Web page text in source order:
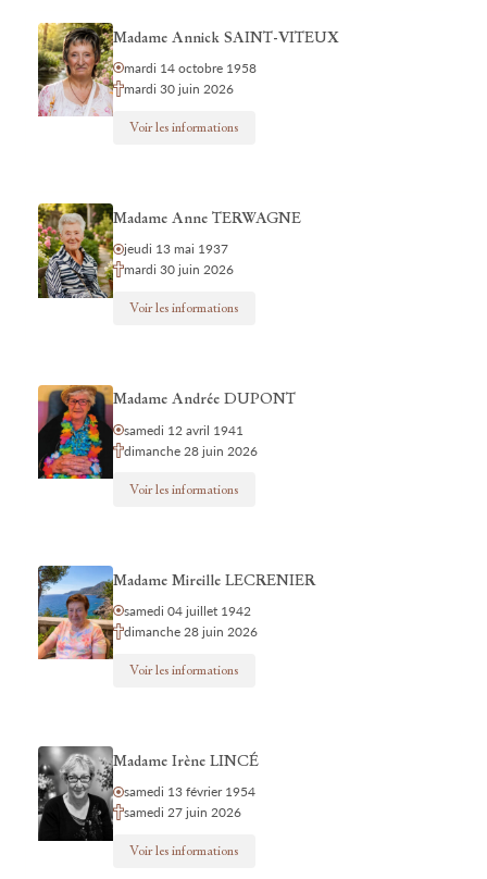
Madame Annick SAINT-VITEUX
mardi 14 octobre 1958
mardi 30 juin 2026
Voir les informations
Madame Anne TERWAGNE
jeudi 13 mai 1937
mardi 30 juin 2026
Voir les informations
Madame Andrée DUPONT
samedi 12 avril 1941
dimanche 28 juin 2026
Voir les informations
Madame Mireille LECRENIER
samedi 04 juillet 1942
dimanche 28 juin 2026
Voir les informations
Madame Irène LINCÉ
samedi 13 février 1954
samedi 27 juin 2026
Voir les informations